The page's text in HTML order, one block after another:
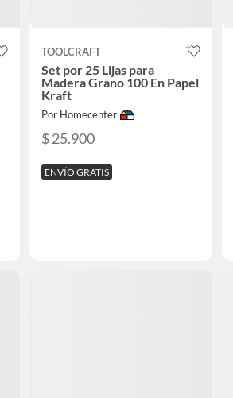
TOOLCRAFT
Set por 25 Lijas para
Madera Grano 100 En Papel
Kraft
Por Homecenter
$ 25.900
ENVÍO GRATIS